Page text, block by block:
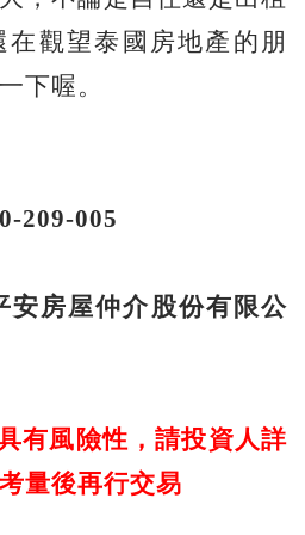
觀望泰國房地產的朋
下喔。
209-005
安房屋仲介股份有限公
有風險性，請投資人詳
量後再行交易